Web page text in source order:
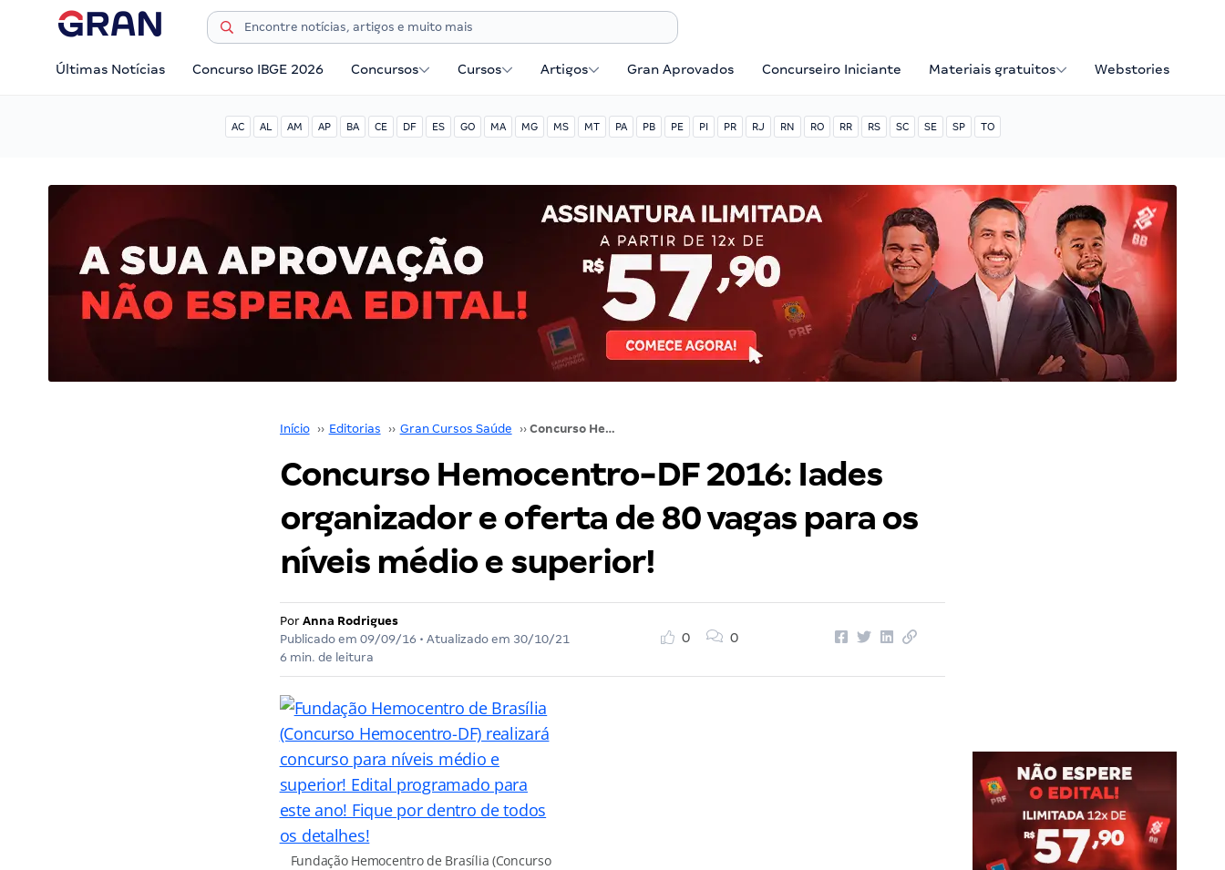
Últimas Notícias Concurso IBGE 2026 Concursos Cursos Artigos Gran Aprovados Concurseiro Iniciante Materiais gratuitos Webstories
AC AL AM AP BA CE DF ES GO MA MG MS MT PA PB PE PI PR RJ RN RO RR RS SC SE SP TO
Início ›› Editorias ›› Gran Cursos Saúde ›› Concurso Hemocentro-DF 2016: Iades organizador e oferta de 80 vagas para os níveis médio e superior!
Concurso Hemocentro-DF 2016: Iades
organizador e oferta de 80 vagas para os
níveis médio e superior!
Por Anna Rodrigues
Publicado em 09/09/16 • Atualizado em 30/10/21
6 min. de leitura
0 0
Fundação Hemocentro de Brasília (Concurso